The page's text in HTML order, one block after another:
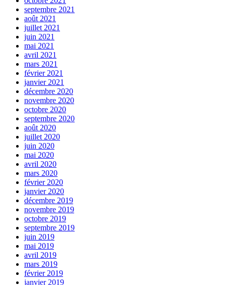
septembre 2021
août 2021
juillet 2021
juin 2021
mai 2021
avril 2021
mars 2021
février 2021
janvier 2021
décembre 2020
novembre 2020
octobre 2020
septembre 2020
août 2020
juillet 2020
juin 2020
mai 2020
avril 2020
mars 2020
février 2020
janvier 2020
décembre 2019
novembre 2019
octobre 2019
septembre 2019
juin 2019
mai 2019
avril 2019
mars 2019
février 2019
janvier 2019